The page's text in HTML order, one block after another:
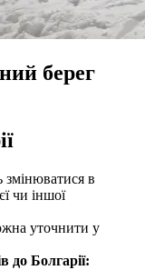
берег
змінюватися в
чи іншої
уточнити у
до Болгарії: